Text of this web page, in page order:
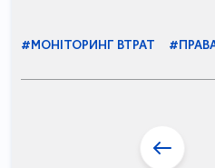
#МОНІТОРИНГ ВТРАТ